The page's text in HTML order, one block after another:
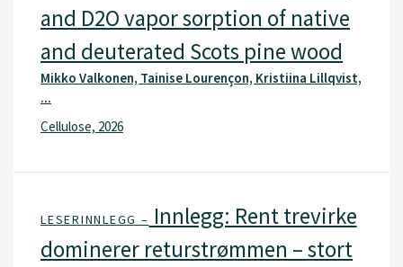
and D2O vapor sorption of native
and deuterated Scots pine wood
Mikko Valkonen, Tainise Lourençon, Kristiina Lillqvist,
...
Cellulose, 2026
LESERINNLEGG – Innlegg: Rent trevirke
dominerer returstrømmen – stort